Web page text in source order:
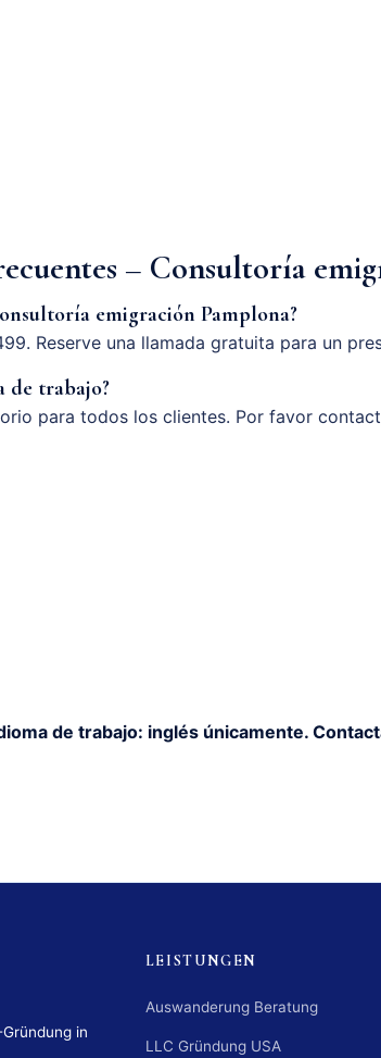
– Consultoría
emigración Pamplona?
Reserve una llamada gratuita para un
de trabajo?
para todos los clientes. Por favor
de trabajo: inglés únicamente.
in
LEISTUNGEN
Auswanderung Beratung
LLC Gründung USA